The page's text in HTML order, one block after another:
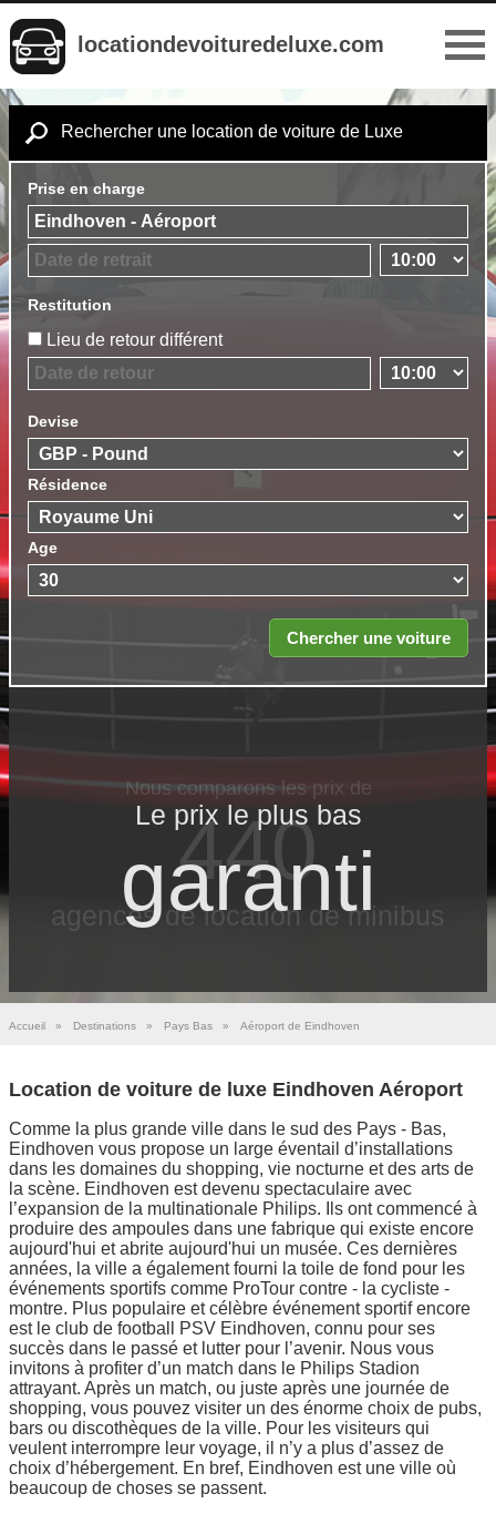
locationdevoituredeluxe.com
Rechercher une location de voiture de Luxe
Prise en charge
Restitution
Lieu de retour différent
Devise
Résidence
Age
Le prix le​ plus bas
garanti
Accueil » Destinations » Pays Bas » Aéroport de Eindhoven
Location de voiture de luxe Eindhoven Aéroport
Comme la plus grande ville dans le sud des Pays - Bas,
Eindhoven vous propose un large éventail d’installations
dans les domaines du shopping, vie nocturne et des arts de
la scène. Eindhoven est devenu spectaculaire avec
l’expansion de la multinationale Philips. Ils ont commencé à
produire des ampoules dans une fabrique qui existe encore
aujourd'hui et abrite aujourd'hui un musée. Ces dernières
années, la ville a également fourni la toile de fond pour les
événements sportifs comme ProTour contre - la cycliste -
montre. Plus populaire et célèbre événement sportif encore
est le club de football PSV Eindhoven, connu pour ses
succès dans le passé et lutter pour l’avenir. Nous vous
invitons à profiter d’un match dans le Philips Stadion
attrayant. Après un match, ou juste après une journée de
shopping, vous pouvez visiter un des énorme choix de pubs,
bars ou discothèques de la ville. Pour les visiteurs qui
veulent interrompre leur voyage, il n’y a plus d’assez de
choix d’hébergement. En bref, Eindhoven est une ville où
beaucoup de choses se passent.